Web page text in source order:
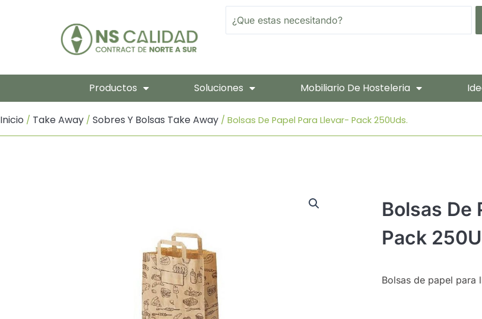
Productos Soluciones Mobiliario De Hosteleria
Inicio / Take Away / Sobres Y Bolsas Take Away / Bolsas De Papel Para Llevar- Pack 250Uds.
Bolsas De
Pack
Bolsas de papel para